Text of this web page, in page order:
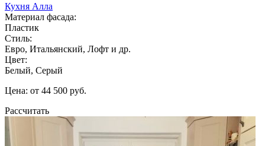
Кухня Алла
Материал фасада:
Пластик
Стиль:
Евро, Итальянский, Лофт и др.
Цвет:
Белый, Серый
Цена: от 44 500 руб.
Рассчитать